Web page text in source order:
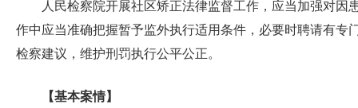
人民检察院开展社区矫正法律监督工作，应当加强对
作中应当准确把握暂予监外执行适用条件，必要时聘请有
检察建议，维护刑罚执行公平公正。
【基本案情】